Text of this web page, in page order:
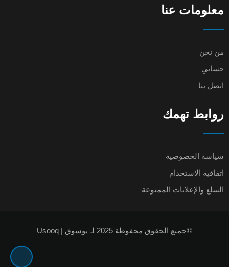
معلومات عنا
من نحن
حسابي
اتصل بنا
روابط تهمك
سياسة الخصوصية
اتفاقية الاستخدام
السلع والإعلانات الممنوعة
©جميع الحقوق محفوظة 2025 لـ يوسوق | Usooq